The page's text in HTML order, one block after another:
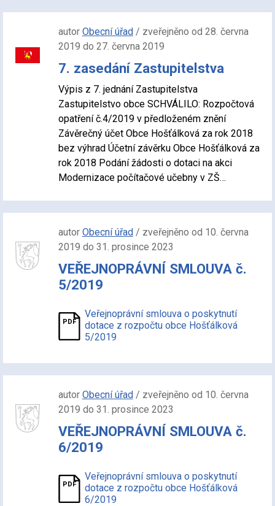
autor Obecní úřad/ zveřejněno od 28. června
2019 do 27. června 2019
7. zasedání Zastupitelstva
Výpis z 7. jednání Zastupitelstva
Zastupitelstvo obce SCHVÁLILO: Rozpočtová
opatření č.4/2019 v předloženém znění
Závěrečný účet Obce Hošťálková za rok 2018
bez výhrad Účetní závěrku Obce Hošťálková za
rok 2018 Podání žádosti o dotaci na akci
Modernizace počítačové učebny v ZŠ…
autor Obecní úřad/ zveřejněno od 10. června
2019 do 31. prosince 2023
VEŘEJNOPRÁVNÍ SMLOUVA č.
5/2019
Veřejnoprávní smlouva o poskytnutí
dotace z rozpočtu obce Hošťálková
5/2019
autor Obecní úřad/ zveřejněno od 10. června
2019 do 31. prosince 2023
VEŘEJNOPRÁVNÍ SMLOUVA č.
6/2019
Veřejnoprávní smlouva o poskytnutí
dotace z rozpočtu obce Hošťálková
6/2019